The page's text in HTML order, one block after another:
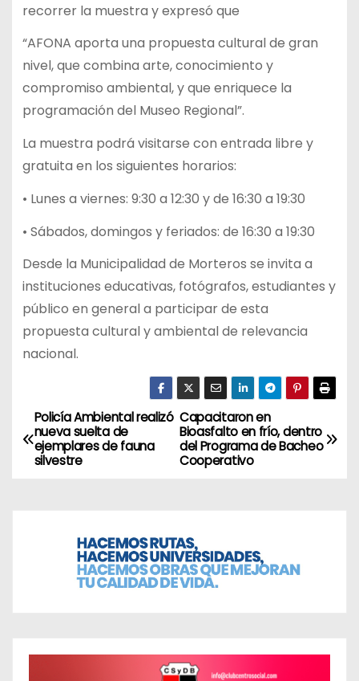
recorrer la muestra y expresó que
“AFONA aporta una propuesta cultural de gran
nivel, que combina arte, conocimiento y
compromiso ambiental, y que enriquece la
programación del Museo Regional”.
La muestra podrá visitarse con entrada libre y
gratuita en los siguientes horarios:
• Lunes a viernes: 9:30 a 12:30 y de 16:30 a 19:30
• Sábados, domingos y feriados: de 16:30 a 19:30
Desde la Municipalidad de Morteros se invita a
instituciones educativas, fotógrafos, estudiantes y
público en general a participar de esta
propuesta cultural y ambiental de relevancia
nacional.
N
a
Capacitaron en
Bioasfalto en frío, dentro
del Programa de Bacheo
Cooperativo
Policía Ambiental realizó
nueva suelta de
ejemplares de fauna
silvestre